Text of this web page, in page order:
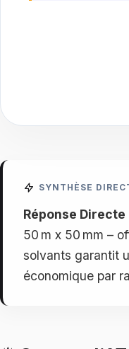
SYNTHÈSE
Réponse Directe
50 m x 50 mm –
solvants garantit
économique par